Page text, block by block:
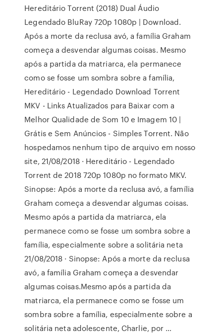
Hereditário Torrent (2018) Dual Áudio
Legendado BluRay 720p 1080p | Download.
Após a morte da reclusa avó, a família Graham
começa a desvendar algumas coisas. Mesmo
após a partida da matriarca, ela permanece
como se fosse um sombra sobre a família,
Hereditário - Legendado Download Torrent
MKV - Links Atualizados para Baixar com a
Melhor Qualidade de Som 10 e Imagem 10 |
Grátis e Sem Anúncios - Simples Torrent. Não
hospedamos nenhum tipo de arquivo em nosso
site, 21/08/2018 · Hereditário - Legendado
Torrent de 2018 720p 1080p no formato MKV.
Sinopse: Após a morte da reclusa avó, a família
Graham começa a desvendar algumas coisas.
Mesmo após a partida da matriarca, ela
permanece como se fosse um sombra sobre a
família, especialmente sobre a solitária neta
21/08/2018 · Sinopse: Após a morte da reclusa
avó, a família Graham começa a desvendar
algumas coisas.Mesmo após a partida da
matriarca, ela permanece como se fosse um
sombra sobre a família, especialmente sobre a
solitária neta adolescente, Charlie, por …